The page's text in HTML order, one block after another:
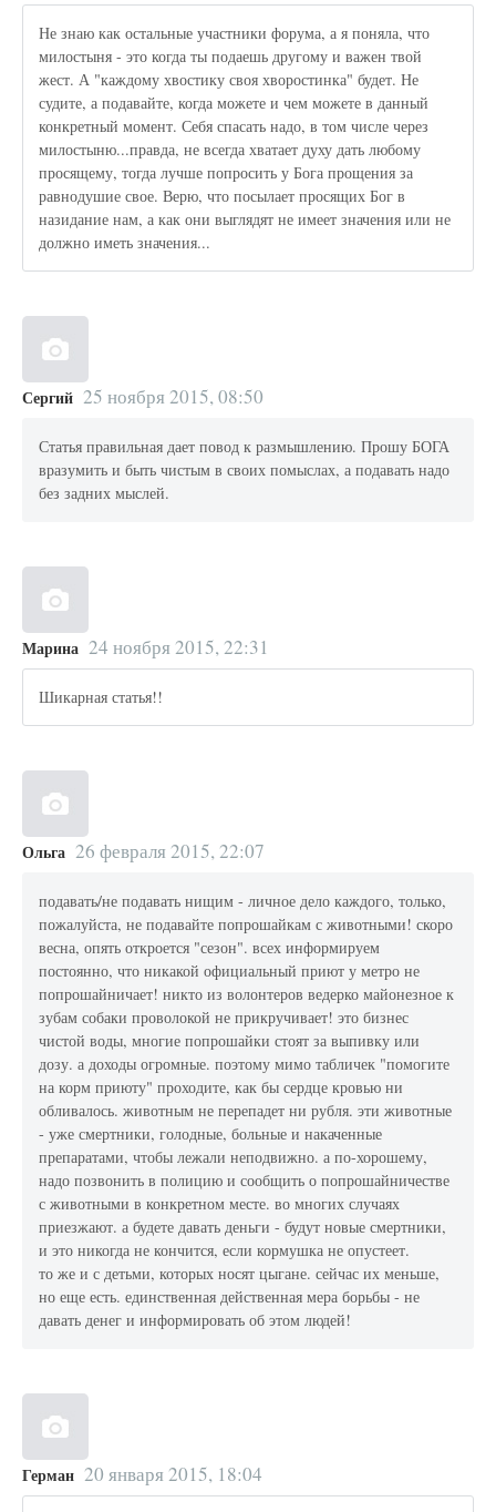
Не знаю как остальные участники форума, а я поняла, что
милостыня - это когда ты подаешь другому и важен твой
жест. А "каждому хвостику своя хворостинка" будет. Не
судите, а подавайте, когда можете и чем можете в данный
конкретный момент. Себя спасать надо, в том числе через
милостыню...правда, не всегда хватает духу дать любому
просящему, тогда лучше попросить у Бога прощения за
равнодушие свое. Верю, что посылает просящих Бог в
назидание нам, а как они выглядят не имеет значения или не
должно иметь значения...
Сергий 25 ноября 2015, 08:50
Статья правильная дает повод к размышлению. Прошу БОГА
вразумить и быть чистым в своих помыслах, а подавать надо
без задних мыслей.
Марина 24 ноября 2015, 22:31
Шикарная статья!!
Ольга 26 февраля 2015, 22:07
подавать/не подавать нищим - личное дело каждого, только,
пожалуйста, не подавайте попрошайкам с животными! скоро
весна, опять откроется "сезон". всех информируем
постоянно, что никакой официальный приют у метро не
попрошайничает! никто из волонтеров ведерко майонезное к
зубам собаки проволокой не прикручивает! это бизнес
чистой воды, многие попрошайки стоят за выпивку или
дозу. а доходы огромные. поэтому мимо табличек "помогите
на корм приюту" проходите, как бы сердце кровью ни
обливалось. животным не перепадет ни рубля. эти животные
- уже смертники, голодные, больные и накаченные
препаратами, чтобы лежали неподвижно. а по-хорошему,
надо позвонить в полицию и сообщить о попрошайничестве
с животными в конкретном месте. во многих случаях
приезжают. а будете давать деньги - будут новые смертники,
и это никогда не кончится, если кормушка не опустеет.
то же и с детьми, которых носят цыгане. сейчас их меньше,
но еще есть. единственная действенная мера борьбы - не
давать денег и информировать об этом людей!
Герман 20 января 2015, 18:04